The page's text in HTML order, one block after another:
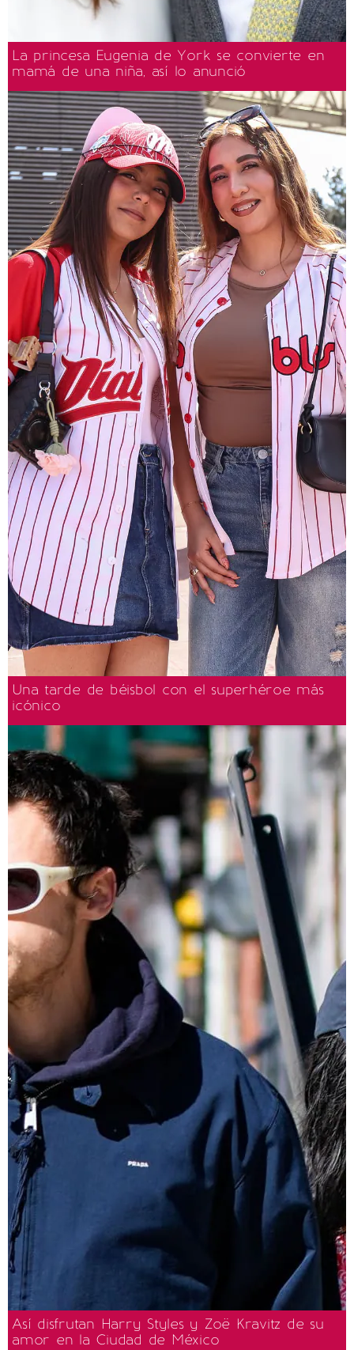
La princesa Eugenia de York se convierte en
mamá de una niña, así lo anunció
Una tarde de béisbol con el superhéroe más
icónico
Así disfrutan Harry Styles y Zoë Kravitz de su
amor en la Ciudad de México